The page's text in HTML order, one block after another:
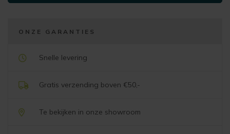
200x105cm
ONZE GARANTIES
Snelle levering
Gratis verzending boven €50,-
Te bekijken in onze showroom